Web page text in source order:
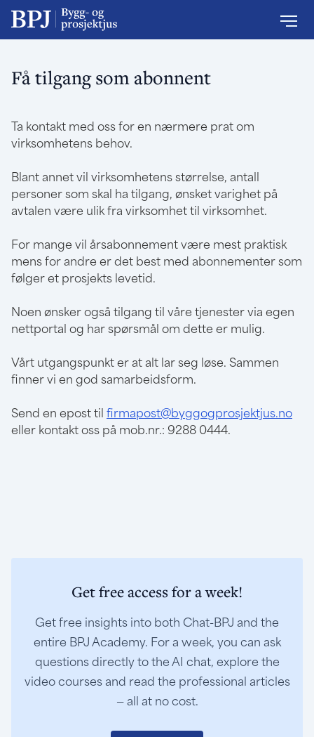
Få tilgang som abonnent
Ta kontakt med oss for en nærmere prat om
virksomhetens behov.
Blant annet vil virksomhetens størrelse, antall
personer som skal ha tilgang, ønsket varighet på
avtalen være ulik fra virksomhet til virksomhet.
For mange vil årsabonnement være mest praktisk
mens for andre er det best med abonnementer som
følger et prosjekts levetid.
Noen ønsker også tilgang til våre tjenester via egen
nettportal og har spørsmål om dette er mulig.
Vårt utgangspunkt er at alt lar seg løse. Sammen
finner vi en god samarbeidsform.
Send en epost til firmapost@byggogprosjektjus.no
eller kontakt oss på mob.nr.: 9288 0444.
Get free access for a week!
Get free insights into both Chat-BPJ and the
entire BPJ Academy. For a week, you can ask
questions directly to the AI chat, explore the
video courses and read the professional articles
— all at no cost.